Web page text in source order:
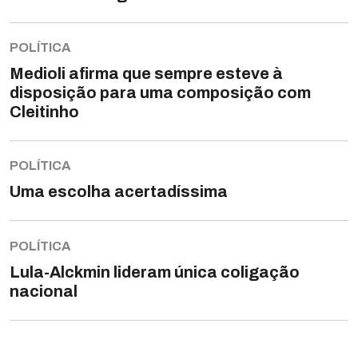
POLÍTICA
Medioli afirma que sempre esteve à
disposição para uma composição com
Cleitinho
POLÍTICA
Uma escolha acertadíssima
POLÍTICA
Lula-Alckmin lideram única coligação
nacional